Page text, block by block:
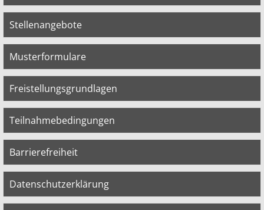
Stellenangebote
Musterformulare
Freistellungsgrundlagen
Teilnahmebedingungen
Barrierefreiheit
Datenschutzerklärung